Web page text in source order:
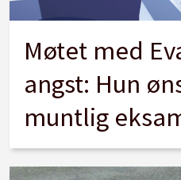
Møtet med
angst: Hun
muntlig